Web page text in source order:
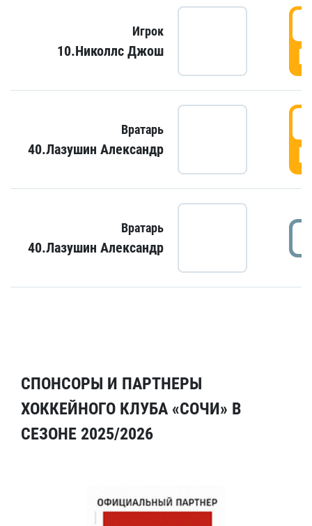
Игрок
10.Николлс Джош
Вратарь
40.Лазушин Александр
Вратарь
40.Лазушин Александр
СПОНСОРЫ И ПАРТНЕРЫ
ХОККЕЙНОГО КЛУБА «СОЧИ» В
СЕЗОНЕ 2025/2026